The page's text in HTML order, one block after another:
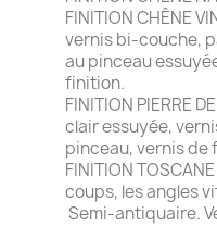
FINITION CHÊNE
vernis bi-couche,
au pinceau
finition.
FINITION PIERRE
clair essuyée,
pinceau, vernis de
FINITION
coups, les angles
Semi-antiquaire.